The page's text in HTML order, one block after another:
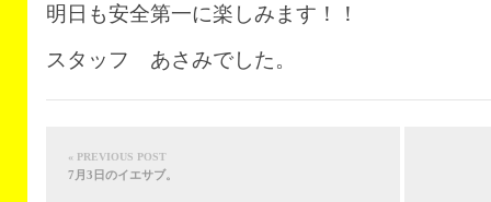
明日も安全第一に楽しみます！！
スタッフ あさみでした。
« PREVIOUS POST
7月3日のイエサブ。